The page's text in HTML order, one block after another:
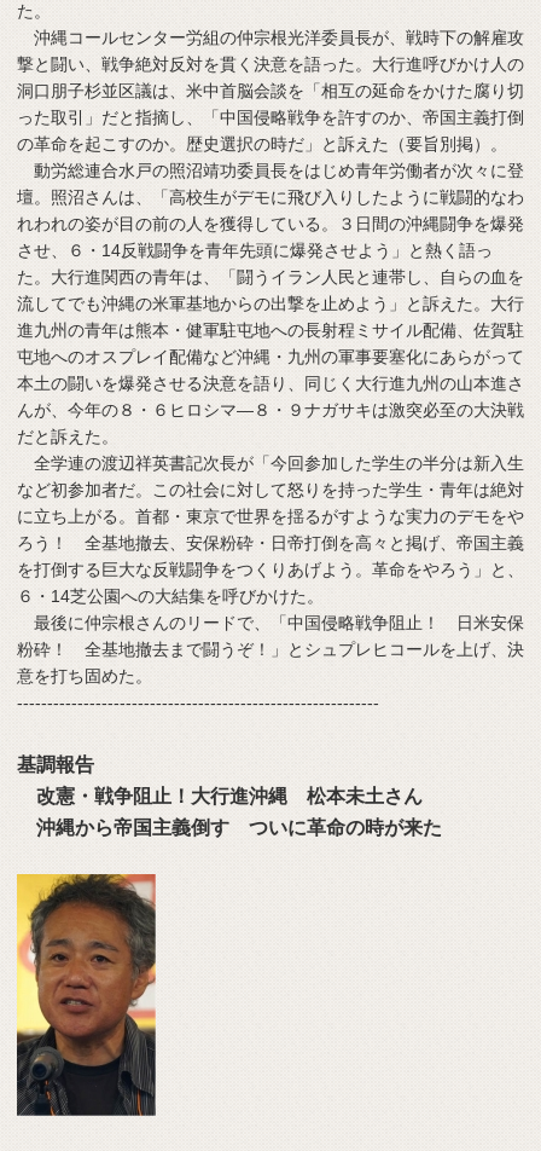
た。
沖縄コールセンター労組の仲宗根光洋委員長が、戦時下の解雇攻
撃と闘い、戦争絶対反対を貫く決意を語った。大行進呼びかけ人の
洞口朋子杉並区議は、米中首脳会談を「相互の延命をかけた腐り切
った取引」だと指摘し、「中国侵略戦争を許すのか、帝国主義打倒
の革命を起こすのか。歴史選択の時だ」と訴えた（要旨別掲）。
動労総連合水戸の照沼靖功委員長をはじめ青年労働者が次々に登
壇。照沼さんは、「高校生がデモに飛び入りしたように戦闘的なわ
れわれの姿が目の前の人を獲得している。３日間の沖縄闘争を爆発
させ、６・14反戦闘争を青年先頭に爆発させよう」と熱く語っ
た。大行進関西の青年は、「闘うイラン人民と連帯し、自らの血を
流してでも沖縄の米軍基地からの出撃を止めよう」と訴えた。大行
進九州の青年は熊本・健軍駐屯地への長射程ミサイル配備、佐賀駐
屯地へのオスプレイ配備など沖縄・九州の軍事要塞化にあらがって
本土の闘いを爆発させる決意を語り、同じく大行進九州の山本進さ
んが、今年の８・６ヒロシマ―８・９ナガサキは激突必至の大決戦
だと訴えた。
全学連の渡辺祥英書記次長が「今回参加した学生の半分は新入生
など初参加者だ。この社会に対して怒りを持った学生・青年は絶対
に立ち上がる。首都・東京で世界を揺るがすような実力のデモをや
ろう！ 全基地撤去、安保粉砕・日帝打倒を高々と掲げ、帝国主義
を打倒する巨大な反戦闘争をつくりあげよう。革命をやろう」と、
６・14芝公園への大結集を呼びかけた。
最後に仲宗根さんのリードで、「中国侵略戦争阻止！ 日米安保
粉砕！ 全基地撤去まで闘うぞ！」とシュプレヒコールを上げ、決
意を打ち固めた。
------------------------------------------------------------
基調報告
改憲・戦争阻止！大行進沖縄 松本未土さん
沖縄から帝国主義倒す ついに革命の時が来た